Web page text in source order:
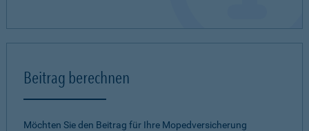
Beitrag berechnen
Möchten Sie den Beitrag für Ihre Mopedversicherung